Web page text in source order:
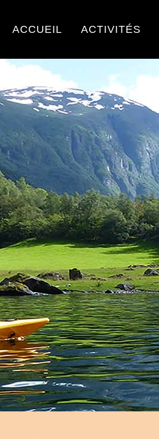
ACCUEIL ACTIVITÉS